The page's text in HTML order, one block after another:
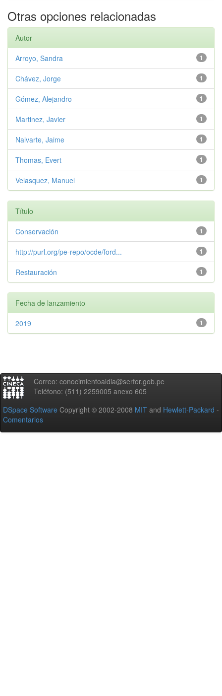
Otras opciones relacionadas
Autor
1
Arroyo, Sandra
1
Chávez, Jorge
1
Gómez, Alejandro
1
Martinez, Javier
1
Nalvarte, Jaime
1
Thomas, Evert
1
Velasquez, Manuel
Título
1
Conservación
1
http://purl.org/pe-repo/ocde/ford...
1
Restauración
Fecha de lanzamiento
1
2019
Correo: conocimientoaldia@serfor.gob.pe
Teléfono: (511) 2259005 anexo 605
DSpace Software Copyright © 2002-2008 MIT and Hewlett-Packard -
Comentarios